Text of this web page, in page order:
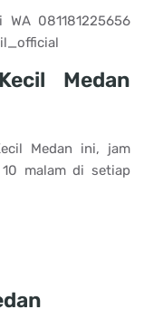
081181225656
Medan
Medan ini, jam
malam di setiap